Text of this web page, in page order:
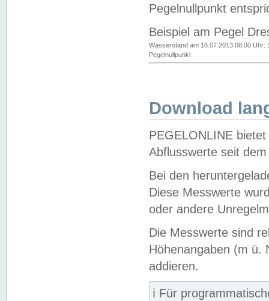
Pegelnullpunkt
Beispiel am Pegel
Wasserstand am 16.07.2013 08:00 Uhr:
Pegelnullpunkt
Download
PEGELONLINE
Abflusswerte seit
Bei den
Diese Messwerte
oder andere
Die Messwerte sind
Höhenangaben (m ü.
addieren.
ℹ️ Für